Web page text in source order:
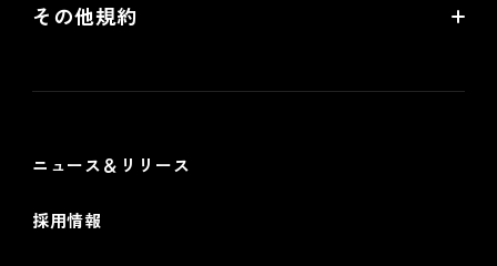
futureshop omni-channelサービス規約
その他規約
ニュース＆リリース
採用情報